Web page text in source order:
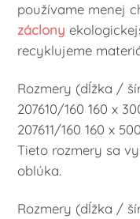
používame menej
záclony
recyklujeme
Rozmery (dĺžka /
207610/160 160 x
207611/160 160 x 500
Tieto rozmery sa
oblúka.
Rozmery (dĺžka /